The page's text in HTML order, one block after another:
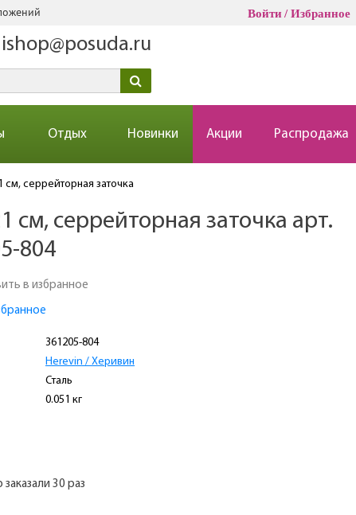
Войти Избранное
ishop@posuda.ru
Отдых Новинки Акции Распродажа
см, серрейторная заточка
см, серрейторная заточка арт.
804
в избранное
361205-804
Herevin / Херивин
Сталь
0.051 кг
30 раз